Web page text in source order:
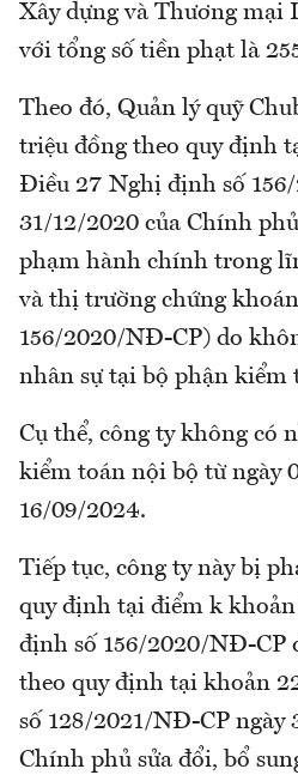
Xây dựng và Thương mại
với tổng số tiền phạt là
Theo đó, Quản lý quỹ
triệu đồng theo quy định
Điều 27 Nghị định số
31/12/2020 của Chính
phạm hành chính trong
và thị trường chứng
156/2020/NĐ-CP) do
nhân sự tại bộ phận kiểm
Cụ thể, công ty không có
kiểm toán nội bộ từ ngày
16/09/2024.
Tiếp tục, công ty này bị
quy định tại điểm k
định số 156/2020/NĐ-CP
theo quy định tại khoản
số 128/2021/NĐ-CP ngày
Chính phủ sửa đổi, bổ